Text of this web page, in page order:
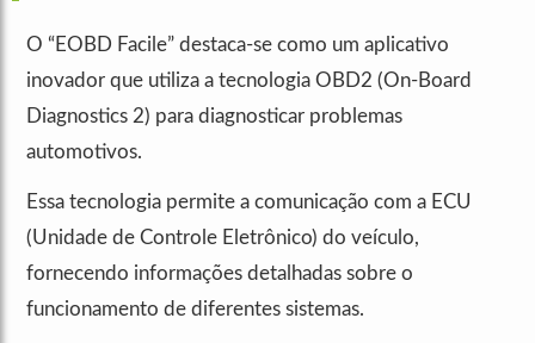
O “EOBD Facile” destaca-se como um aplicativo
inovador que utiliza a tecnologia OBD2 (On-Board
Diagnostics 2) para diagnosticar problemas
automotivos.
Essa tecnologia permite a comunicação com a ECU
(Unidade de Controle Eletrônico) do veículo,
fornecendo informações detalhadas sobre o
funcionamento de diferentes sistemas.